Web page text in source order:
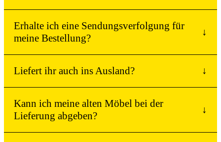
Erhalte ich eine Sendungsverfolgung für
meine Bestellung?
↓
Liefert ihr auch ins Ausland? ↓
Kann ich meine alten Möbel bei der
Lieferung abgeben?
↓